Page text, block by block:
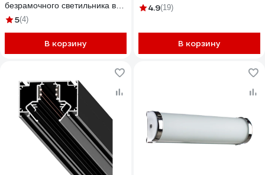
безрамочного светильника в
натяжной потолок из ПВХ
5(4)
В корзину
4.9(19)
В корзину